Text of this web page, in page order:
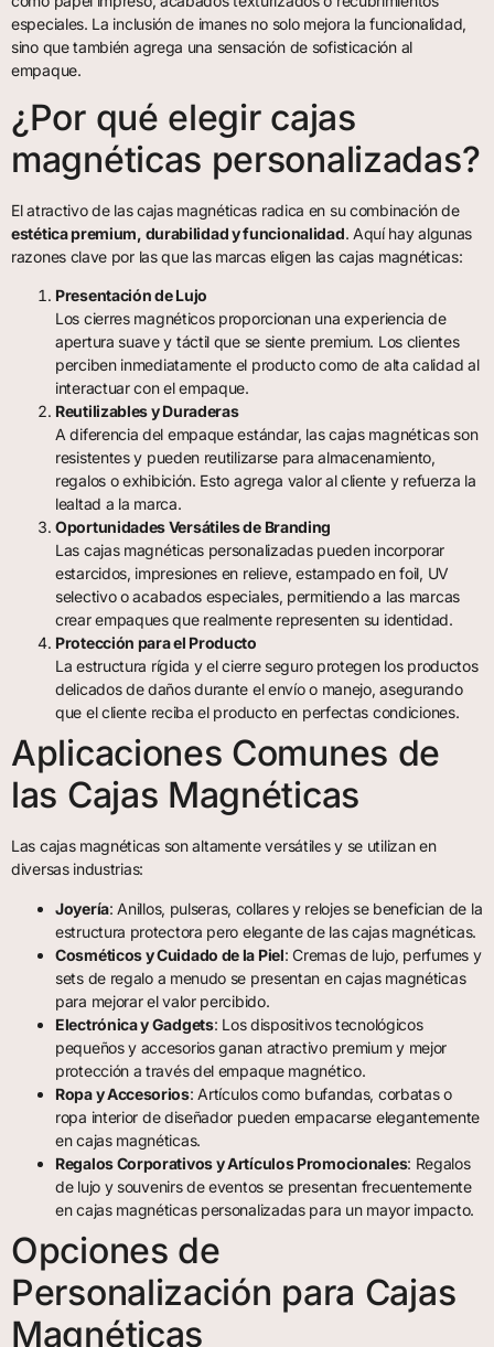
especiales. La inclusión de imanes no solo mejora la funcionalidad,
sino que también agrega una sensación de sofisticación al
empaque.
¿Por qué elegir cajas
magnéticas personalizadas?
El atractivo de las cajas magnéticas radica en su combinación de
estética premium, durabilidad y funcionalidad. Aquí hay algunas
razones clave por las que las marcas eligen las cajas magnéticas:
Presentación de Lujo
Los cierres magnéticos proporcionan una experiencia de
apertura suave y táctil que se siente premium. Los clientes
perciben inmediatamente el producto como de alta calidad al
interactuar con el empaque.
Reutilizables y Duraderas
A diferencia del empaque estándar, las cajas magnéticas son
resistentes y pueden reutilizarse para almacenamiento,
regalos o exhibición. Esto agrega valor al cliente y refuerza la
lealtad a la marca.
Oportunidades Versátiles de Branding
Las cajas magnéticas personalizadas pueden incorporar
estarcidos, impresiones en relieve, estampado en foil, UV
selectivo o acabados especiales, permitiendo a las marcas
crear empaques que realmente representen su identidad.
Protección para el Producto
La estructura rígida y el cierre seguro protegen los productos
delicados de daños durante el envío o manejo, asegurando
que el cliente reciba el producto en perfectas condiciones.
Aplicaciones Comunes de
las Cajas Magnéticas
Las cajas magnéticas son altamente versátiles y se utilizan en
diversas industrias:
Joyería: Anillos, pulseras, collares y relojes se benefician de la
estructura protectora pero elegante de las cajas magnéticas.
Cosméticos y Cuidado de la Piel: Cremas de lujo, perfumes y
sets de regalo a menudo se presentan en cajas magnéticas
para mejorar el valor percibido.
Electrónica y Gadgets: Los dispositivos tecnológicos
pequeños y accesorios ganan atractivo premium y mejor
protección a través del empaque magnético.
Ropa y Accesorios: Artículos como bufandas, corbatas o
ropa interior de diseñador pueden empacarse elegantemente
en cajas magnéticas.
Regalos Corporativos y Artículos Promocionales: Regalos
de lujo y souvenirs de eventos se presentan frecuentemente
en cajas magnéticas personalizadas para un mayor impacto.
Opciones de
Personalización para Cajas
Magnéticas